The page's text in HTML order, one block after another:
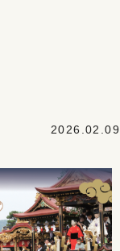
2026.02.09